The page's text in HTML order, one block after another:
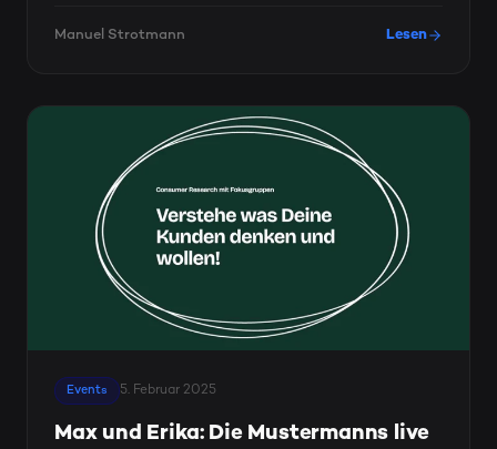
Manuel Strotmann Lesen
Events 5. Februar 2025
Max und Erika: Die Mustermanns live